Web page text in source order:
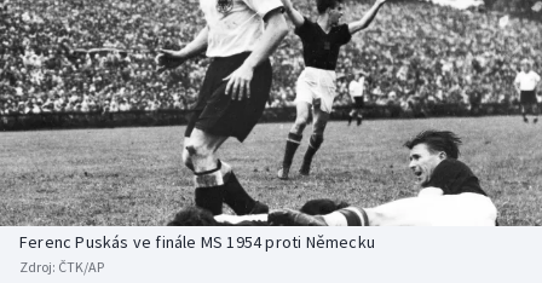
DALŠÍ SPORTY
Americký fotbal
Baseball a softbal
Basketbal
Biatlon
NEPŘEHLÉDNĚTE
Soutěže
Historické návraty
Aplikace ČT sport
Ferenc Puskás ve finále MS 1954 proti Německu
Zdroj: ČTK/AP